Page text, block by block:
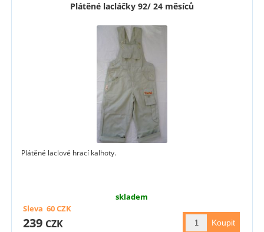
Plátěné lacláčky 92/ 24 měsíců
Plátěné laclové hrací kalhoty.
skladem
239 CZK
Sleva 60CZK